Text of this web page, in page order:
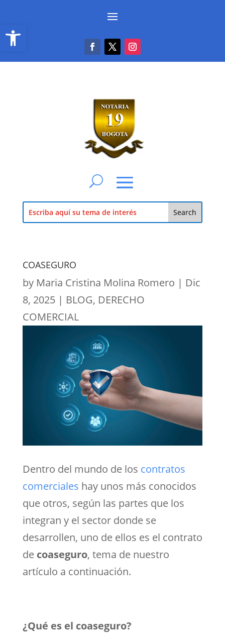
Abrir barra de herramientas
COASEGURO
by Maria Cristina Molina Romero | Dic
8, 2025| BLOG, DERECHO
COMERCIAL
Dentro del mundo de los contratos
comerciales hay unos más conocidos
que otros, según las partes que los
integran y el sector donde se
desarrollen, uno de ellos es el contrato
de coaseguro, tema de nuestro
artículo a continuación.
¿Qué es el coaseguro?